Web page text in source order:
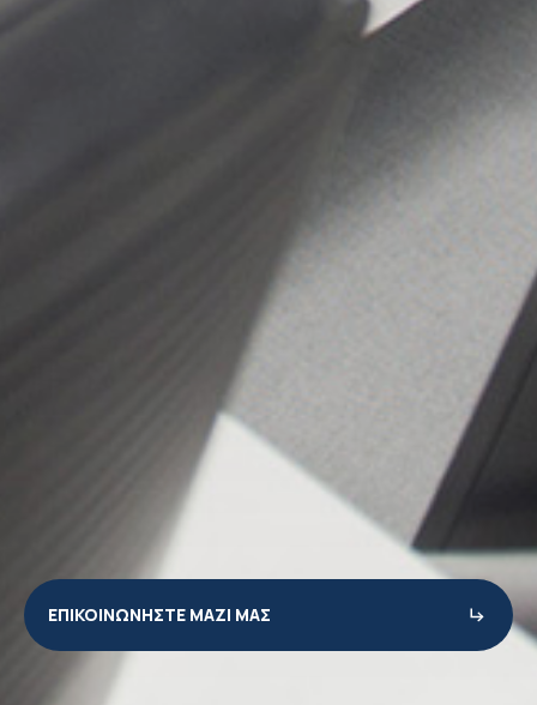
ΕΠΙΚΟΙΝΩΝΗΣΤΕ ΜΑΖΙ ΜΑΣ